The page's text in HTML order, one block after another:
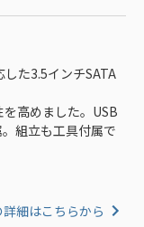
た3.5インチSATA
高めました。USB
組立も工具付属で
細はこちらから